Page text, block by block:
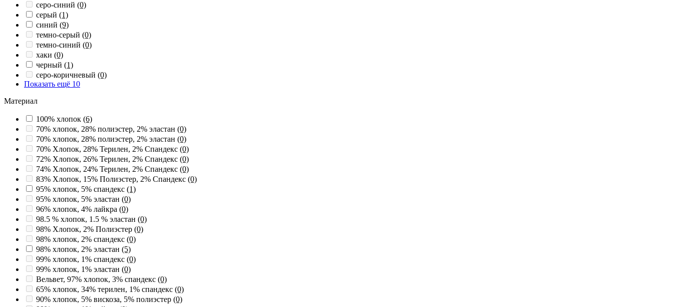
серо-синий (0)
серый (1)
синий (9)
темно-серый (0)
темно-синий (0)
хаки (0)
черный (1)
серо-коричневый (0)
Показать ещё 10
Материал
100% хлопок (6)
70% хлопок, 28% полиэстер, 2% эластан (0)
70% хлопок, 28% полиэстер, 2% эластан (0)
70% Хлопок, 28% Терилен, 2% Спандекс (0)
72% Хлопок, 26% Терилен, 2% Спандекс (0)
74% Хлопок, 24% Терилен, 2% Спандекс (0)
83% Хлопок, 15% Полиэстер, 2% Спандекс (0)
95% хлопок, 5% спандекс (1)
95% хлопок, 5% эластан (0)
96% хлопок, 4% лайкра (0)
98.5 % хлопок, 1.5 % эластан (0)
98% Хлопок, 2% Полиэстер (0)
98% хлопок, 2% спандекс (0)
98% хлопок, 2% эластан (5)
99% хлопок, 1% спандекс (0)
99% хлопок, 1% эластан (0)
Вельвет, 97% хлопок, 3% спандекс (0)
65% хлопок, 34% терилен, 1% спандекс (0)
90% хлопок, 5% вискоза, 5% полиэстер (0)